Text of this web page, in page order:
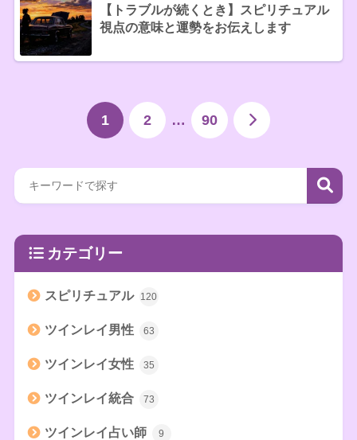
【トラブルが続くとき】スピリチュアル
視点の意味と運勢をお伝えします
1 2 … 90
カテゴリー
スピリチュアル 120
ツインレイ男性 63
ツインレイ女性 35
ツインレイ統合 73
ツインレイ占い師 9